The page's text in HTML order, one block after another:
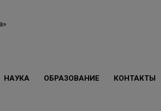
НАУКА ОБРАЗОВАНИЕ КОНТАКТЫ